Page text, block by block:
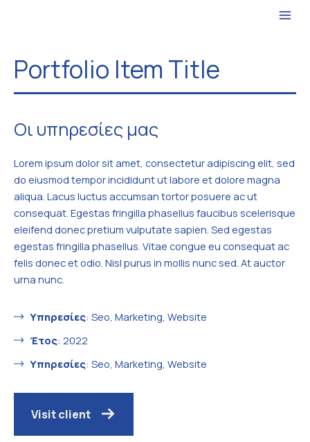
Portfolio Item Title
Οι υπηρεσίες μας
Lorem ipsum dolor sit amet, consectetur adipiscing elit, sed
do eiusmod tempor incididunt ut labore et dolore magna
aliqua. Lacus luctus accumsan tortor posuere ac ut
consequat. Egestas fringilla phasellus faucibus scelerisque
eleifend donec pretium vulputate sapien. Sed egestas
egestas fringilla phasellus. Vitae congue eu consequat ac
felis donec et odio. Nisl purus in mollis nunc sed. At auctor
urna nunc.
Υπηρεσίες: Seo, Marketing, Website
Έτος: 2022
Υπηρεσίες: Seo, Marketing, Website
Visit client